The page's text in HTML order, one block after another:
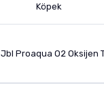
Köpek
Jbl Proaqua O2 Oksijen